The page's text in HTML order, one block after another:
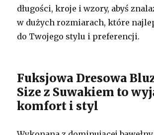
długości, kroje i wzory, abyś
w dużych rozmiarach, które
do Twojego stylu i preferencji.
Fuksjowa Dresowa
Size z Suwakiem to
komfort i styl